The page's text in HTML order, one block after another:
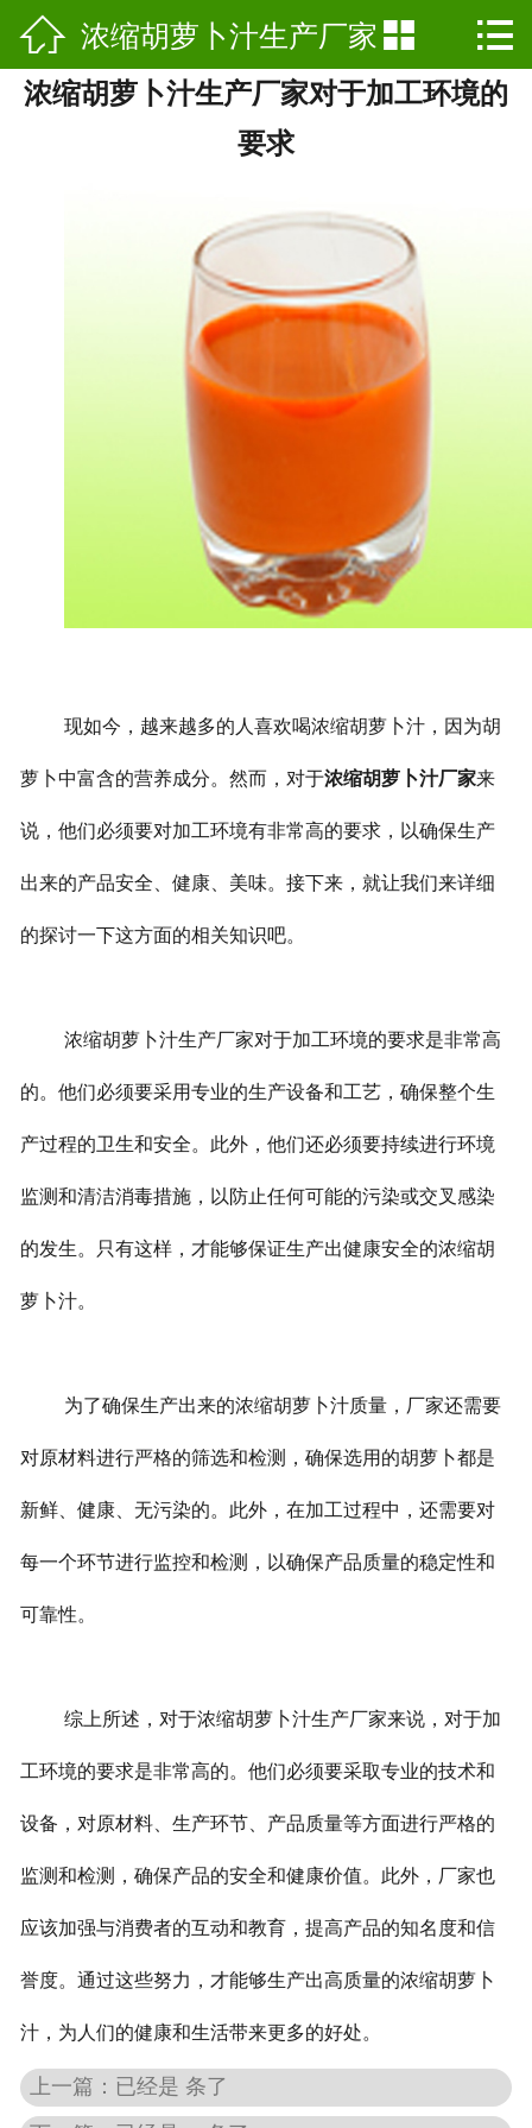
 网站首页
公司简介
新闻动态
公司基地
行业资讯
工艺介绍
联系我们
 浓缩胡萝卜汁生产厂家
对于加工环境的要求
 
浓缩胡萝卜汁生产厂家对于加工环境的
要求
现如今，越来越多的人喜欢喝浓缩胡萝卜汁，因为胡
萝卜中富含的营养成分。然而，对于浓缩胡萝卜汁厂家来
说，他们必须要对加工环境有非常高的要求，以确保生产
出来的产品安全、健康、美味。接下来，就让我们来详细
的探讨一下这方面的相关知识吧。
浓缩胡萝卜汁生产厂家对于加工环境的要求是非常高
的。他们必须要采用专业的生产设备和工艺，确保整个生
产过程的卫生和安全。此外，他们还必须要持续进行环境
监测和清洁消毒措施，以防止任何可能的污染或交叉感染
的发生。只有这样，才能够保证生产出健康安全的浓缩胡
萝卜汁。
为了确保生产出来的浓缩胡萝卜汁质量，厂家还需要
对原材料进行严格的筛选和检测，确保选用的胡萝卜都是
新鲜、健康、无污染的。此外，在加工过程中，还需要对
每一个环节进行监控和检测，以确保产品质量的稳定性和
可靠性。
综上所述，对于浓缩胡萝卜汁生产厂家来说，对于加
工环境的要求是非常高的。他们必须要采取专业的技术和
设备，对原材料、生产环节、产品质量等方面进行严格的
监测和检测，确保产品的安全和健康价值。此外，厂家也
应该加强与消费者的互动和教育，提高产品的知名度和信
誉度。通过这些努力，才能够生产出高质量的浓缩胡萝卜
汁，为人们的健康和生活带来更多的好处。
上一篇：已经是 条了